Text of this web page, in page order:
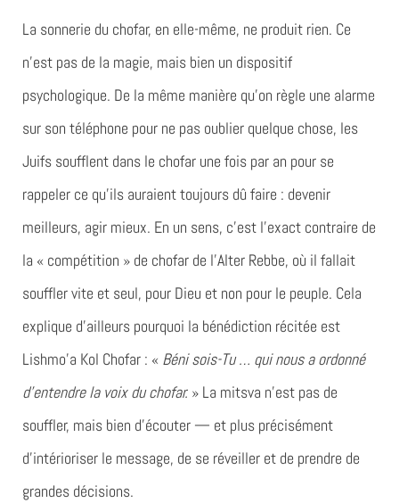
La sonnerie du chofar, en elle-même, ne produit rien. Ce
n’est pas de la magie, mais bien un dispositif
psychologique. De la même manière qu’on règle une alarme
sur son téléphone pour ne pas oublier quelque chose, les
Juifs soufflent dans le chofar une fois par an pour se
rappeler ce qu’ils auraient toujours dû faire : devenir
meilleurs, agir mieux. En un sens, c’est l’exact contraire de
la « compétition » de chofar de l’Alter Rebbe, où il fallait
souffler vite et seul, pour Dieu et non pour le peuple. Cela
explique d’ailleurs pourquoi la bénédiction récitée est
Lishmo’a Kol Chofar : « Béni sois-Tu … qui nous a ordonné
d’entendre la voix du chofar. » La mitsva n’est pas de
souffler, mais bien d’écouter — et plus précisément
d’intérioriser le message, de se réveiller et de prendre de
grandes décisions.